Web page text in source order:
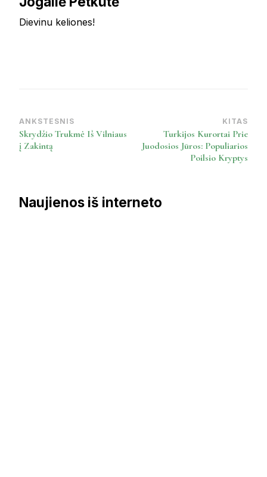
Dievinu keliones!
Post
Navigation
ANKSTESNIS
Skrydžio Trukmė Iš Vilniaus
į Zakintą
KITAS
Turkijos Kurortai Prie
Juodosios Jūros: Populiarios
Poilsio Kryptys
Naujienos iš interneto